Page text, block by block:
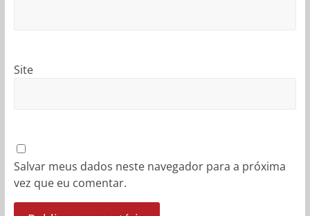
Site
Salvar meus dados neste navegador para a próxima
vez que eu comentar.